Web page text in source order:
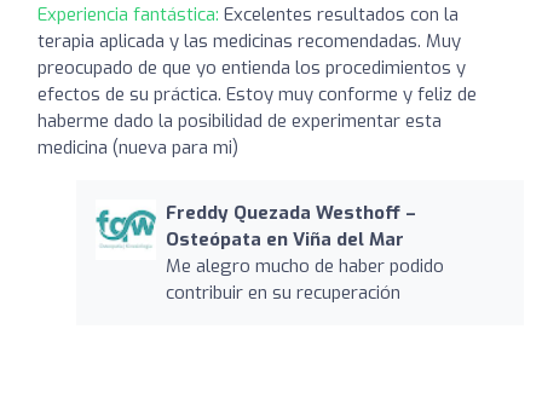
Experiencia fantástica: Excelentes resultados con la
terapia aplicada y las medicinas recomendadas. Muy
preocupado de que yo entienda los procedimientos y
efectos de su práctica. Estoy muy conforme y feliz de
haberme dado la posibilidad de experimentar esta
medicina (nueva para mi)
Freddy Quezada Westhoff –
Osteópata en Viña del Mar
Me alegro mucho de haber podido
contribuir en su recuperación